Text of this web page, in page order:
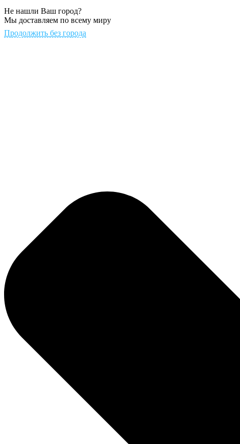
Не нашли Ваш город?
Мы доставляем по всему миру
Продолжить без города